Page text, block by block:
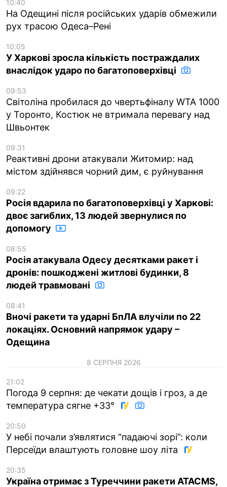
10:40
На Одещині після російських ударів обмежили
рух трасою Одеса–Рені
10:05
У Харкові зросла кількість постраждалих
внаслідок ударо по багатоповерхівці
09:53
Світоліна пробилася до чвертьфіналу WTA 1000
у Торонто, Костюк не втримала перевагу над
Швьонтек
09:31
Реактивні дрони атакували Житомир: над
містом здійнявся чорний дим, є руйнування
09:22
Росія вдарила по багатоповерхівці у Харкові:
двоє загиблих, 13 людей звернулися по
допомогу
08:55
Росія атакувала Одесу десятками ракет і
дронів: пошкоджені житлові будинки, 8
людей травмовані
08:41
Вночі ракети та ударні БпЛА влучіли по 22
локаціях. Основний напрямок удару –
Одещина
8 СЕРПНЯ 2026
21:02
Погода 9 серпня: де чекати дощів і гроз, а де
температура сягне +33°
20:50
У небі почали з’являтися “падаючі зорі”: коли
Персеїди влаштують головне шоу літа
20:35
Україна отримає з Туреччини ракети ATACMS,